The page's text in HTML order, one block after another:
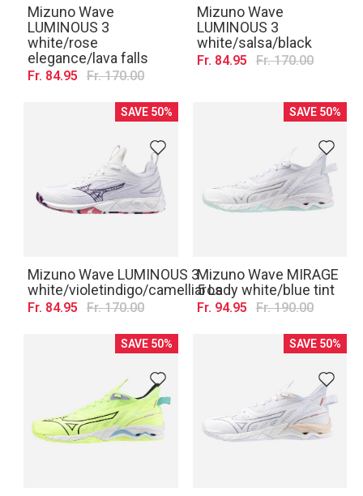
Mizuno Wave
LUMINOUS 3
white/rose
elegance/lava falls
Fr. 84.95 Fr. 170.00
Mizuno Wave
LUMINOUS 3
white/salsa/black
Fr. 84.95 Fr. 170.00
SAVE 50%
Mizuno Wave LUMINOUS 3
white/violetindigo/camelliaros
Fr. 84.95 Fr. 170.00
SAVE 50%
Mizuno Wave MIRAGE
5 Lady white/blue tint
Fr. 94.95 Fr. 190.00
SAVE 50% SAVE 50%